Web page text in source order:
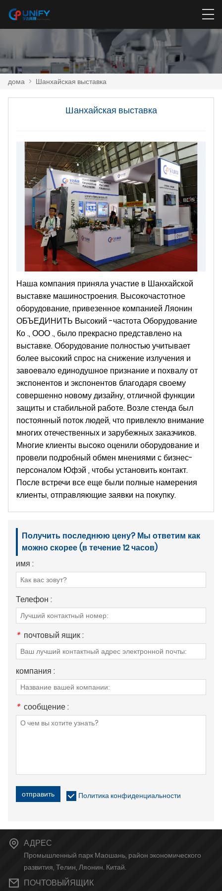
дома > Шанхайская выставка
Шанхайская выставка
Наша компания приняла участие в Шанхайской
выставке машиностроения. Высокочастотное
оборудование, привезенное компанией Ляонин
ОБЪЕДИНИТЬ Высокий -частота Оборудование
Ко ., ООО ., было прекрасно представлено на
выставке. Оборудование полностью учитывает
более высокий спрос на снижение излучения и
завоевало единодушное признание и похвалу от
экспонентов и экспонентов благодаря своему
совершенно новому дизайну, отличной функции
защиты и стабильной работе. Возле стенда был
постоянный поток людей, что привлекло внимание
многих отечественных и зарубежных заказчиков.
Многие клиенты высоко оценили оборудование и
провели подробный обмен мнениями с бизнес-
персоналом Юфэй , чтобы установить контакт.
После встречи все еще были полные намерения
клиенты, отправляющие заявки на покупку.
Получить последнюю цену? Мы ответим как
можно скорее (в течение 12 часов)
имя :
Телефон :
* почтовый ящик :
компания :
* сообщение :
отправить Политика конфиденциальности
АДРЕС
Промышленный парк Маошань, район экономического
развития, Телин, Ляонин. Китай.
ПОЧТОВЫЙЯЩИК